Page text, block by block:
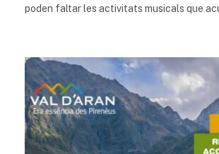
poden faltar les activitats musicals que